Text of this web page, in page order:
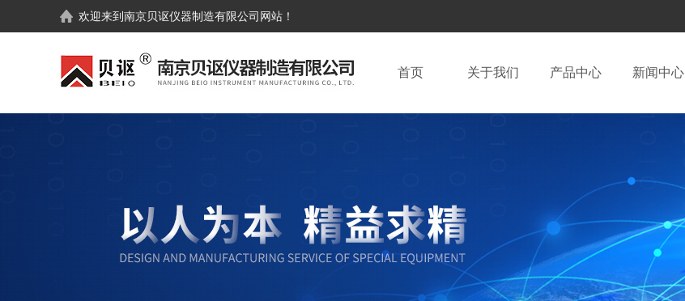
欢迎来到南京贝讴仪器制造有限公司 网站！
首页 关于我们 产品中心 新闻中心